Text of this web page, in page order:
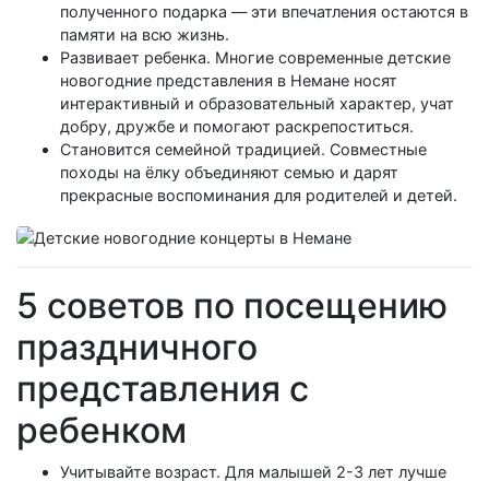
полученного подарка — эти впечатления остаются в
памяти на всю жизнь.
Развивает ребенка. Многие современные детские
новогодние представления в Немане носят
интерактивный и образовательный характер, учат
добру, дружбе и помогают раскрепоститься.
Становится семейной традицией. Совместные
походы на ёлку объединяют семью и дарят
прекрасные воспоминания для родителей и детей.
5 советов по посещению
праздничного
представления с
ребенком
Учитывайте возраст. Для малышей 2-3 лет лучше